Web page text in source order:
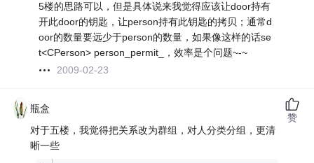
5楼的思路可以，但是具体说来我觉得应该让door持有
开此door的钥匙，让person持有此钥匙的拷贝；通常d
oor的数量要远少于person的数量，如果像这样的话se
t<CPerson> person_permit_，效率是个问题~-~
2009-02-23
瓶盒
对于五楼，我觉得把关系改为群组，对人分类分组，更清
晰一些
赞